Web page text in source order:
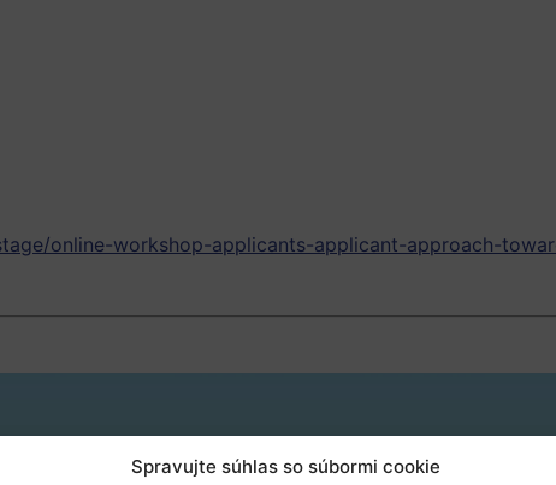
Spravujte súhlas so súbormi cookie
online-workshop-applicants-applicant-approach-